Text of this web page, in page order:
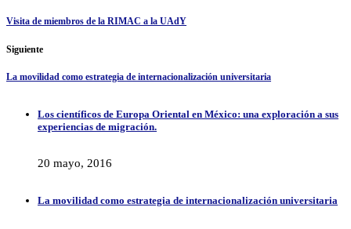
Visita de miembros de la RIMAC a la UAdY
Siguiente
La movilidad como estrategia de internacionalización universitaria
Los científicos de Europa Oriental en México: una exploración a sus
experiencias de migración.
20 mayo, 2016
La movilidad como estrategia de internacionalización universitaria